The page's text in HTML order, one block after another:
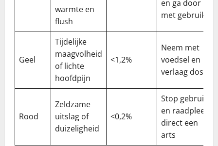
warmte en
flush
en ga door
met gebruik
Geel
Tijdelijke
maagvolheid
of lichte
hoofdpijn
<1,2%
Neem met
voedsel en
verlaag dosis
Rood
Zeldzame
uitslag of
duizeligheid
<0,2%
Stop gebruik
en raadpleeg
direct een
arts